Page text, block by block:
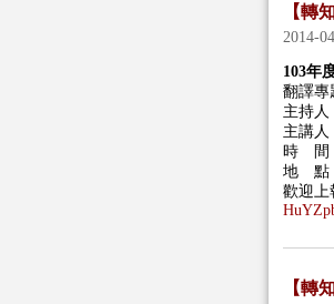
【轉
2014-
103年
翻譯專
主持人
主講人
時 間
地 點
歡迎上
【轉